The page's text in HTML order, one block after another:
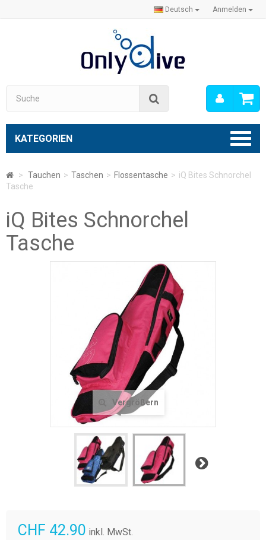
Anmelden
Deutsch
Mein
Konto
KATEGORIEN
> Tauchen > Taschen > Flossentasche > iQ Bites Schnorchel
Tasche
iQ Bites Schnorchel
Tasche
Vergrößern
Weiter
CHF 42.90 inkl. MwSt.